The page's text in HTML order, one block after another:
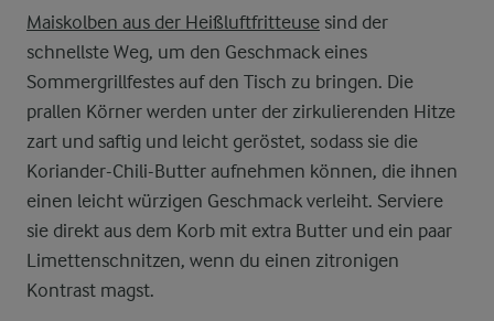
Maiskolben aus der Heißluftfritteuse sind der
schnellste Weg, um den Geschmack eines
Sommergrillfestes auf den Tisch zu bringen. Die
prallen Körner werden unter der zirkulierenden Hitze
zart und saftig und leicht geröstet, sodass sie die
Koriander-Chili-Butter aufnehmen können, die ihnen
einen leicht würzigen Geschmack verleiht. Serviere
sie direkt aus dem Korb mit extra Butter und ein paar
Limettenschnitzen, wenn du einen zitronigen
Kontrast magst.